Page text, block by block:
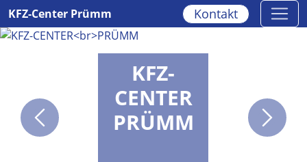
KFZ-Center Prümm Kontakt
KFZ-
CENTER
PRÜMM